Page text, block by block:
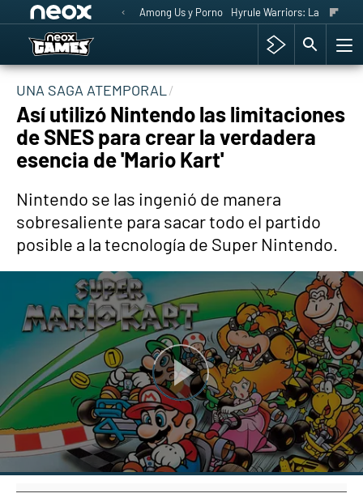
Among Us y Porno Hyrule Warriors: La Era del
UNA SAGA ATEMPORAL
Así utilizó Nintendo las limitaciones
de SNES para crear la verdadera
esencia de 'Mario Kart'
Nintendo se las ingenió de manera
sobresaliente para sacar todo el partido
posible a la tecnología de Super Nintendo.